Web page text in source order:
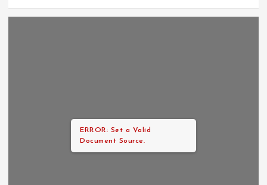
ERROR: Set a Valid
Document Source.